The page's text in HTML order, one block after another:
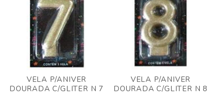
VELA P/ANIVER
DOURADA C/GLITER N 7
VELA P/ANIVER
DOURADA C/GLITER N 8